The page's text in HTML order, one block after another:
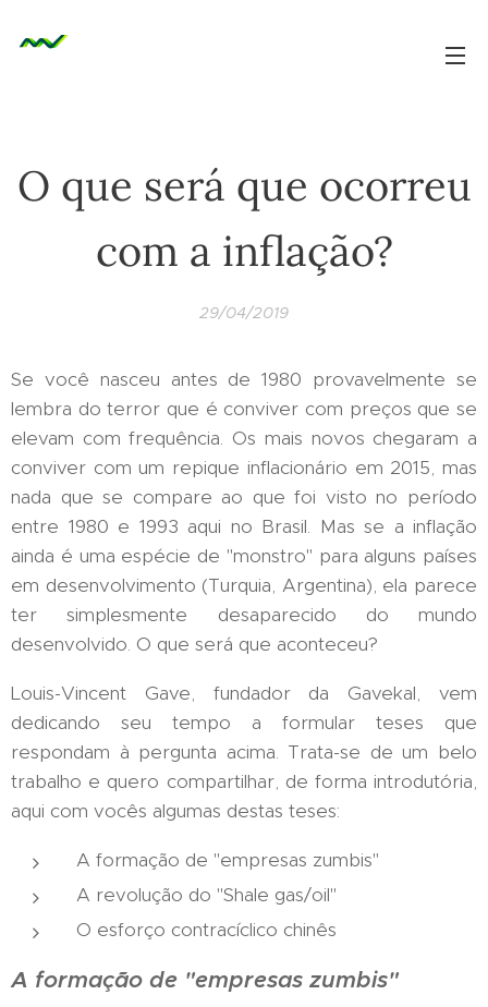
O que será que ocorreu
com a inflação?
29/04/2019
Se você nasceu antes de 1980 provavelmente se
lembra do terror que é conviver com preços que se
elevam com frequência. Os mais novos chegaram a
conviver com um repique inflacionário em 2015, mas
nada que se compare ao que foi visto no período
entre 1980 e 1993 aqui no Brasil. Mas se a inflação
ainda é uma espécie de "monstro" para alguns países
em desenvolvimento (Turquia, Argentina), ela parece
ter simplesmente desaparecido do mundo
desenvolvido. O que será que aconteceu?
Louis-Vincent Gave, fundador da Gavekal, vem
dedicando seu tempo a formular teses que
respondam à pergunta acima. Trata-se de um belo
trabalho e quero compartilhar, de forma introdutória,
aqui com vocês algumas destas teses:
A formação de "empresas zumbis"
A revolução do "Shale gas/oil"
O esforço contracíclico chinês
A formação de "empresas zumbis"